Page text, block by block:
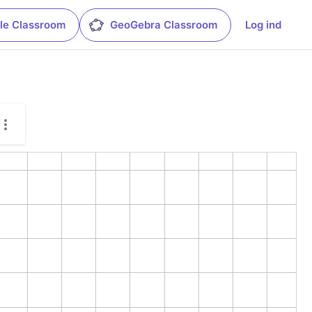
Classroom GeoGebra Classroom Log ind